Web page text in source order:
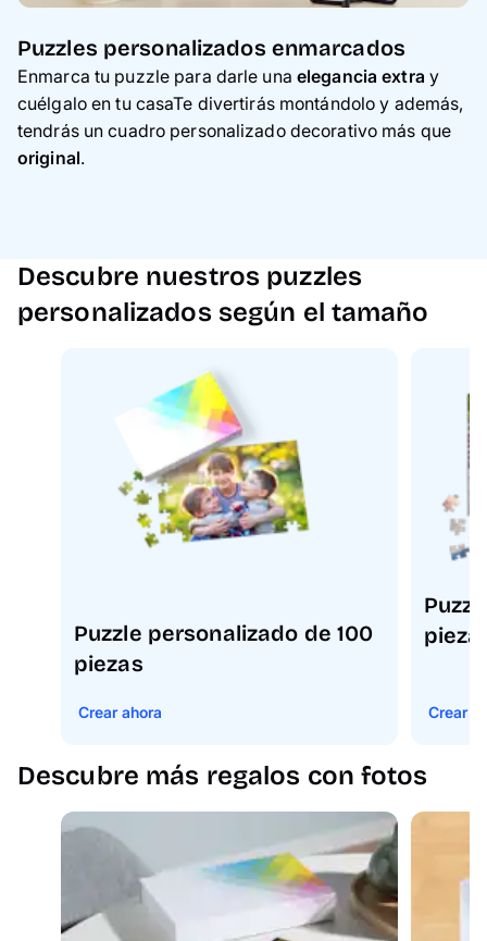
Puzzles personalizados enmarcados
Enmarca tu puzzle para darle una elegancia extra y
cuélgalo en tu casaTe divertirás montándolo y además,
tendrás un cuadro personalizado decorativo más que
original.
Descubre nuestros puzzles
personalizados según el tamaño
Puzzle personalizado de 100
piezas
Crear ahora Crear
Descubre más regalos con fotos